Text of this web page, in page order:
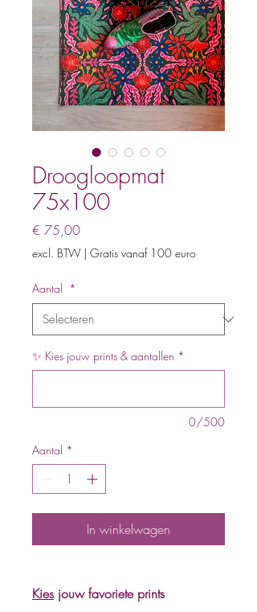
Droogloopmat
75x100
€ 75,00Prijs
excl. BTW| Gratis vanaf 100 euro
Aantal *
✨ Kies jouw prints & aantallen *
0/500
Aantal *
In winkelwagen
Kies jouw favoriete prints